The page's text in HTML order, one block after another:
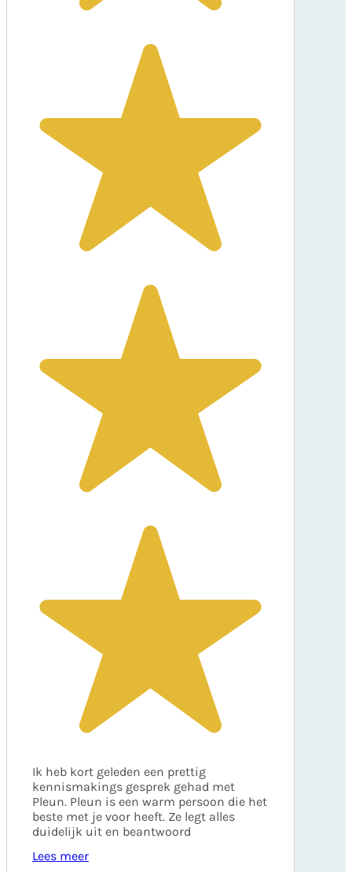
Ik heb kort geleden een prettig
kennismakings gesprek gehad met
Pleun. Pleun is een warm persoon die het
beste met je voor heeft. Ze legt alles
duidelijk uit en beantwoord
Lees meer